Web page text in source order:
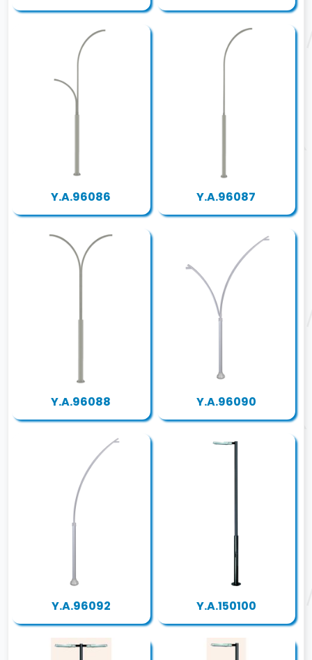
Y.A.96086 Y.A.96087
Y.A.96088 Y.A.96090
Y.A.96092 Y.A.150100